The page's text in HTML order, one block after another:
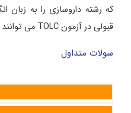
که رشته داروسازی را به زبان
قبولی در آزمون TOLC می توانند از این دانشگاه پذیرش بگیرند.
سولات متداول